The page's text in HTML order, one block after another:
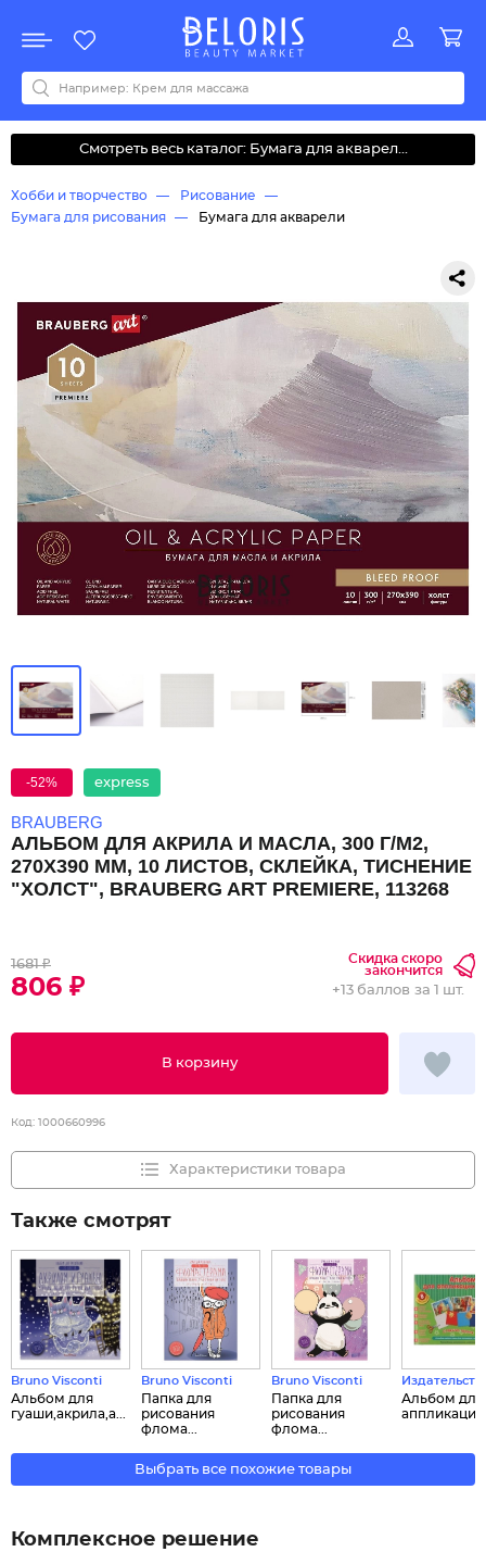
Акции
Все бренды
0-9ABCDEFGHIJKLMNOPQRSTUVWYZАБВДЗИМОКЛНПРСТУФ
Смотреть весь каталог: Бумага для акварел...
Хобби и творчество
Рисование
Бумага для рисования
Бумага для акварели
-52% express
BRAUBERG
АЛЬБОМ ДЛЯ АКРИЛА И МАСЛА, 300 Г/М2,
270Х390 ММ, 10 ЛИСТОВ, СКЛЕЙКА, ТИСНЕНИЕ
"ХОЛСТ", BRAUBERG ART PREMIERE, 113268
1681 ₽
806 ₽
Скидка скоро
закончится
В корзину
+13 баллов за 1 шт.
Код: 1000660996
Характеристики товара
Также смотрят
Bruno Visconti
Альбом для
гуаши,акрила,а...
Bruno Visconti
Папка для
рисования
флома...
Bruno Visconti
Папка для
рисования
флома...
Альбом для
аппликации
Выбрать все похожие товары
Комплексное решение